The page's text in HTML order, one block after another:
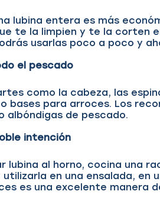
lubina entera es más
te la limpien y te la corten
usarlas poco a poco y
el pescado
como la cabeza, las
bases para arroces. Los
albóndigas de pescado.
intención
lubina al horno, cocina una
utilizarla en una ensalada, en
es una excelente manera